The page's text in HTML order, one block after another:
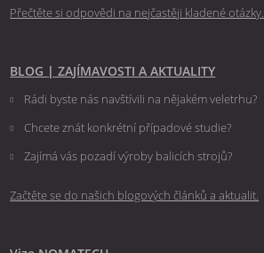
Přečtěte si odpovědi na nejčastěji kladené otázky.
BLOG | ZAJÍMAVOSTI A AKTUALITY
Rádi byste nás navštívili na nějakém veletrhu?
Chcete znát konkrétní případové studie?
Zajímá vás pozadí výroby balicích strojů?
Začtěte se do našich blogových článků a aktualit.